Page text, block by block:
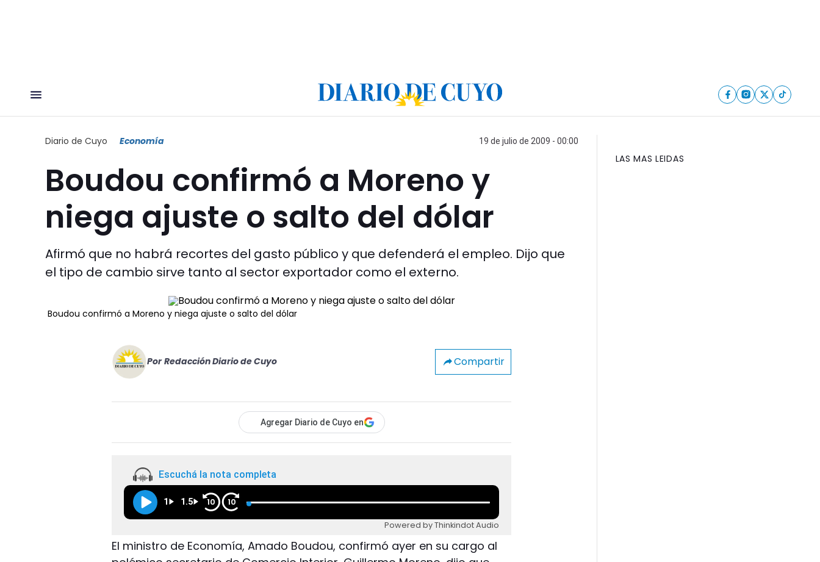
Diario de Cuyo Economía 19 de julio de 2009 - 00:00
Boudou confirmó a Moreno y
niega ajuste o salto del dólar
Afirmó que no habrá recortes del gasto público y que defenderá el empleo. Dijo que
el tipo de cambio sirve tanto al sector exportador como el externo.
Boudou confirmó a Moreno y niega ajuste o salto del dólar
Por Redacción Diario de Cuyo Compartir
Agregar Diario de Cuyo en
Escuchá la nota completa
1 1.5 10 10
Powered by Thinkindot Audio
El ministro de Economía, Amado Boudou, confirmó ayer en su cargo al
LAS MAS LEIDAS